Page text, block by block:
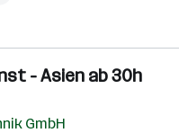
- Asien ab 30h
GmbH